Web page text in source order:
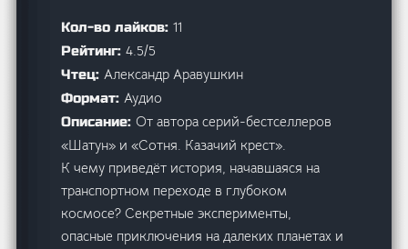
Кол-во лайков:11
Рейтинг:4.5/5
Чтец:Александр Аравушкин
Формат:Аудио
Описание:От автора серий-бестселлеров
«Шатун» и «Сотня. Казачий крест».
К чему приведёт история, начавшаяся на
транспортном переходе в глубоком
космосе? Секретные эксперименты,
опасные приключения на далеких планетах и